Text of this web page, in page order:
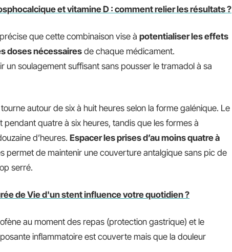
et vitamine D : comment relier les résultats ?
que cette combinaison vise à potentialiser les effets
doses nécessaires de chaque médicament.
un soulagement suffisant sans pousser le tramadol à sa
autour de six à huit heures selon la forme galénique. Le
quatre à six heures, tandis que les formes à
d’heures. Espacer les prises d’au moins quatre à
permet de maintenir une couverture antalgique sans pic de
serré.
de Vie d'un stent influence votre quotidien ?
au moment des repas (protection gastrique) et le
inflammatoire est couverte mais que la douleur